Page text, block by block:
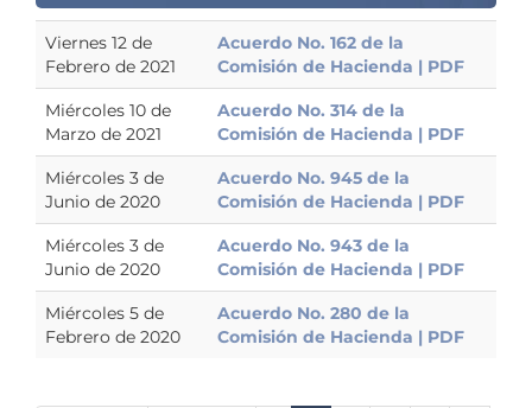
Viernes 12 de
Febrero de 2021
Acuerdo No. 162 de la
Comisión de Hacienda | PDF
Miércoles 10 de
Marzo de 2021
Acuerdo No. 314 de la
Comisión de Hacienda | PDF
Miércoles 3 de
Junio de 2020
Acuerdo No. 945 de la
Comisión de Hacienda | PDF
Miércoles 3 de
Junio de 2020
Acuerdo No. 943 de la
Comisión de Hacienda | PDF
Miércoles 5 de
Febrero de 2020
Acuerdo No. 280 de la
Comisión de Hacienda | PDF